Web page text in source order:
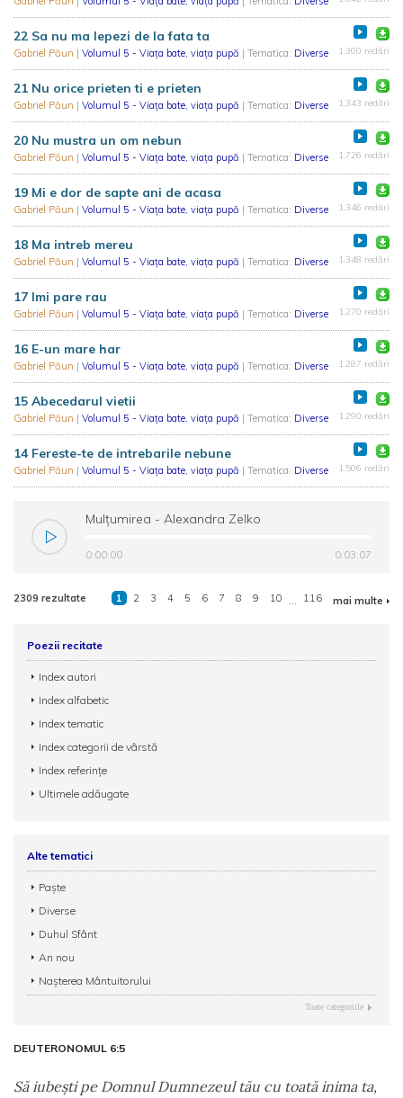
22 Sa nu ma lepezi de la fata ta
Gabriel Păun | Volumul 5 - Viața bate, viața pupă | Tematica: Diverse 1.300 redări
21 Nu orice prieten ti e prieten
Gabriel Păun | Volumul 5 - Viața bate, viața pupă | Tematica: Diverse 1.343 redări
20 Nu mustra un om nebun
Gabriel Păun | Volumul 5 - Viața bate, viața pupă | Tematica: Diverse 1.726 redări
19 Mi e dor de sapte ani de acasa
Gabriel Păun | Volumul 5 - Viața bate, viața pupă | Tematica: Diverse 1.346 redări
18 Ma intreb mereu
Gabriel Păun | Volumul 5 - Viața bate, viața pupă | Tematica: Diverse 1.348 redări
17 Imi pare rau
Gabriel Păun | Volumul 5 - Viața bate, viața pupă | Tematica: Diverse 1.270 redări
16 E-un mare har
Gabriel Păun | Volumul 5 - Viața bate, viața pupă | Tematica: Diverse 1.287 redări
15 Abecedarul vietii
Gabriel Păun | Volumul 5 - Viața bate, viața pupă | Tematica: Diverse 1.290 redări
14 Fereste-te de intrebarile nebune
Gabriel Păun | Volumul 5 - Viața bate, viața pupă | Tematica: Diverse 1.506 redări
Mulțumirea - Alexandra Zelko
0:00:00 0:03:07
2309 rezultate 1 2 3 4 5 6 7 8 9 10 ... 116 mai multe
Poezii recitate
Index autori
Index alfabetic
Index tematic
Index categorii de vârstă
Index referințe
Ultimele adăugate
Alte tematici
Paște
Diverse
Duhul Sfânt
An nou
Nașterea Mântuitorului
Toate categoriile
DEUTERONOMUL 6:5
Să iubeşti pe Domnul Dumnezeul tău cu toată inima ta,